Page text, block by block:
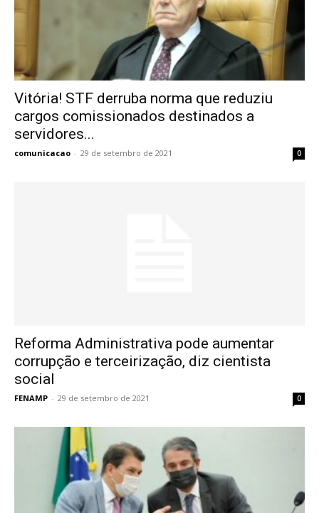
Vitória! STF derruba norma que reduziu
cargos comissionados destinados a
servidores...
comunicacao - 29 de setembro de 2021 0
Reforma Administrativa pode aumentar
corrupção e terceirização, diz cientista
social
FENAMP - 29 de setembro de 2021 0